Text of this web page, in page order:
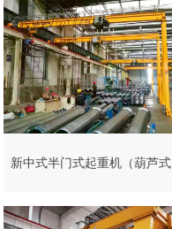
新中式半门式起重机（葫芦式